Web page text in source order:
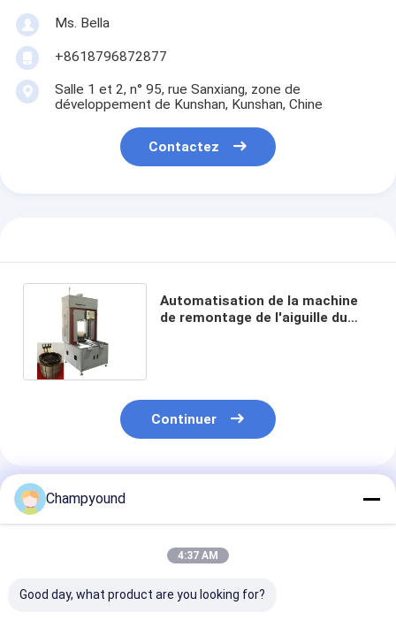
Ms. Bella
+8618796872877
Salle 1 et 2, n° 95, rue Sanxiang, zone de
développement de Kunshan, Kunshan, Chine
Contactez
Automatisation de la machine
de remontage de l'aiguille du
Continuer
Produits Recommandés
Champyound
4:37 AM
Good day, what product are you looking for?